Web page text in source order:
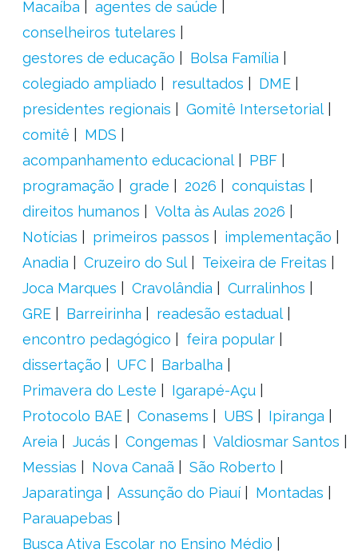
Macaíba
agentes de saúde
conselheiros tutelares
gestores de educação
Bolsa Família
colegiado ampliado
resultados
DME
presidentes regionais
Gomitê Intersetorial
comitê
MDS
acompanhamento educacional
PBF
programação
grade 2026
conquistas
direitos humanos
Volta às Aulas 2026
Notícias
primeiros passos
implementação
Anadia
Cruzeiro do Sul
Teixeira de Freitas
Joca Marques
Cravolândia
Curralinhos
GRE
Barreirinha
readesão estadual
encontro pedagógico
feira popular
dissertação
UFC
Barbalha
Primavera do Leste
Igarapé-Açu
Protocolo BAE
Conasems UBS
Ipiranga
Areia
Jucás Congemas
Valdiosmar Santos
Messias
Nova Canaã
São Roberto
Japaratinga
Assunção do Piauí
Montadas
Parauapebas
Busca Ativa Escolar no Ensino Médio